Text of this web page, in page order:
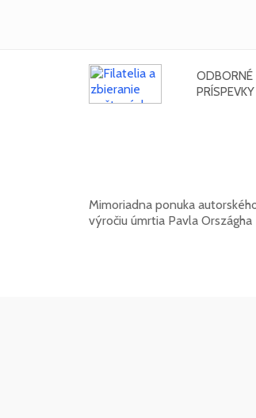
ODBORNÉ
PRÍSPEVKY
Mimoriadna ponuka
výročiu úmrtia Pavla